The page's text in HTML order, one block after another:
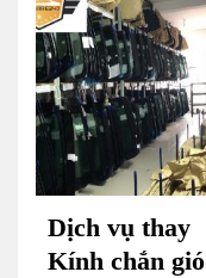
Dịch vụ thay
Kính chắn gió